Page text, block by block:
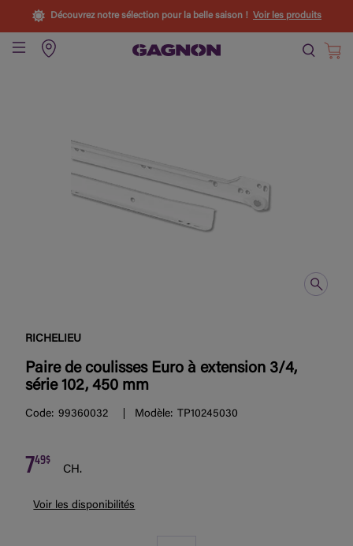
Découvrez notre sélection pour la belle saison ! Voir les produits
RICHELIEU
Paire de coulisses Euro à extension 3/4,
série 102, 450 mm
Code: 99360032 Modèle: TP10245030
749$ CH.
Voir les disponibilités